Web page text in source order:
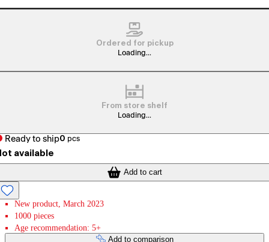
Ordered for pickup
Loading...
From store shelf
Loading...
Ready to ship0 pcs
available
Add to cart
New product, March 2023
1000 pieces
Age recommendation: 5+
Add to comparison